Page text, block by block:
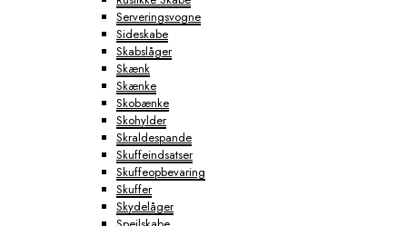
Serveringsvogne
Sideskabe
Skabslåger
Skænk
Skænke
Skobænke
Skohylder
Skraldespande
Skuffeindsatser
Skuffeopbevaring
Skuffer
Skydelåger